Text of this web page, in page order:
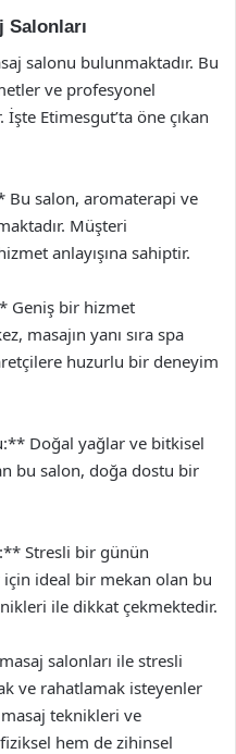
Salonları
salonu bulunmaktadır. Bu
ve profesyonel
Etimesgut’ta öne çıkan
Bu salon, aromaterapi ve
Müşteri
anlayışına sahiptir.
Geniş bir hizmet
masajın yanı sıra spa
huzurlu bir deneyim
Doğal yağlar ve bitkisel
bu salon, doğa dostu bir
Stresli bir günün
ideal bir mekan olan bu
ile dikkat çekmektedir.
salonları ile stresli
ve rahatlamak isteyenler
teknikleri ve
hem de zihinsel